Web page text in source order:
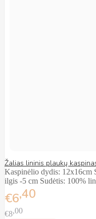
Žalias lininis plaukų
Kaspinėlio dydis: 12x16cm
ilgis -5 cm Sudėtis: 100%
€640
€8 00